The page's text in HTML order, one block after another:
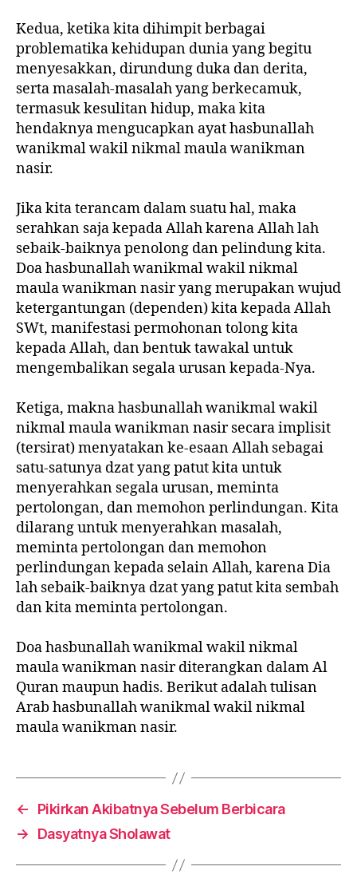
Kedua, ketika kita dihimpit berbagai
problematika kehidupan dunia yang begitu
menyesakkan, dirundung duka dan derita,
serta masalah-masalah yang berkecamuk,
termasuk kesulitan hidup, maka kita
hendaknya mengucapkan ayat hasbunallah
wanikmal wakil nikmal maula wanikman
nasir.
Jika kita terancam dalam suatu hal, maka
serahkan saja kepada Allah karena Allah lah
sebaik-baiknya penolong dan pelindung kita.
Doa hasbunallah wanikmal wakil nikmal
maula wanikman nasir yang merupakan wujud
ketergantungan (dependen) kita kepada Allah
SWt, manifestasi permohonan tolong kita
kepada Allah, dan bentuk tawakal untuk
mengembalikan segala urusan kepada-Nya.
Ketiga, makna hasbunallah wanikmal wakil
nikmal maula wanikman nasir secara implisit
(tersirat) menyatakan ke-esaan Allah sebagai
satu-satunya dzat yang patut kita untuk
menyerahkan segala urusan, meminta
pertolongan, dan memohon perlindungan. Kita
dilarang untuk menyerahkan masalah,
meminta pertolongan dan memohon
perlindungan kepada selain Allah, karena Dia
lah sebaik-baiknya dzat yang patut kita sembah
dan kita meminta pertolongan.
Doa hasbunallah wanikmal wakil nikmal
maula wanikman nasir diterangkan dalam Al
Quran maupun hadis. Berikut adalah tulisan
Arab hasbunallah wanikmal wakil nikmal
maula wanikman nasir.
←
Pikirkan Akibatnya Sebelum Berbicara
→
Dasyatnya Sholawat